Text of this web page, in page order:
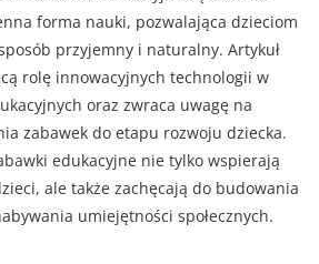
forma nauki, pozwalająca dzieciom
przyjemny i naturalny. Artykuł
rolę innowacyjnych technologii w
oraz zwraca uwagę na
zabawek do etapu rozwoju dziecka.
edukacyjne nie tylko wspierają
ale także zachęcają do budowania
umiejętności społecznych.